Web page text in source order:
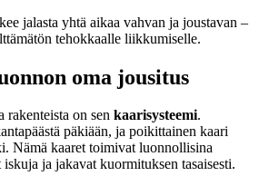
jalasta yhtä aikaa vahvan ja joustavan –
tehokkaalle liikkumiselle.
oma jousitus
on sen kaarisysteemi.
päkiään, ja poikittainen kaari
Nämä kaaret toimivat luonnollisina
ja jakavat kuormituksen tasaisesti.